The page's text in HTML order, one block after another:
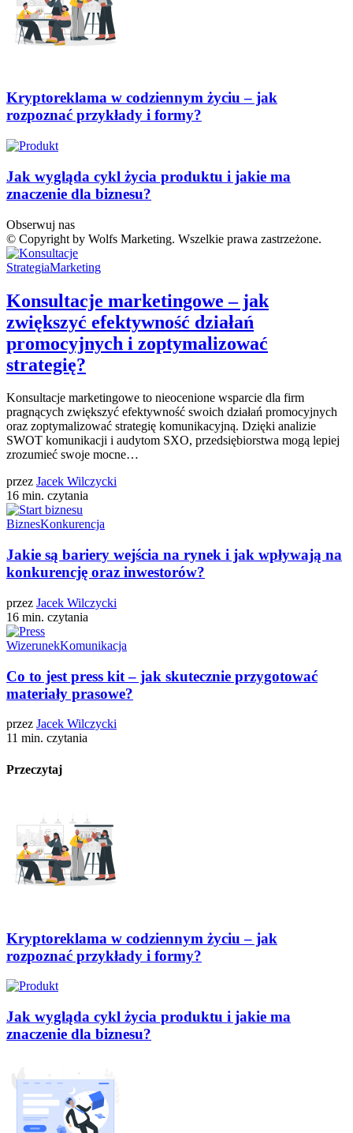
Kryptoreklama w codziennym życiu – jak
rozpoznać przykłady i formy?
Jak wygląda cykl życia produktu i jakie ma
znaczenie dla biznesu?
Obserwuj nas
© Copyright by Wolfs Marketing. Wszelkie prawa zastrzeżone.
StrategiaMarketing
Konsultacje marketingowe – jak
zwiększyć efektywność działań
promocyjnych i zoptymalizować
strategię?
Konsultacje marketingowe to nieocenione wsparcie dla firm
pragnących zwiększyć efektywność swoich działań promocyjnych
oraz zoptymalizować strategię komunikacyjną. Dzięki analizie
SWOT komunikacji i audytom SXO, przedsiębiorstwa mogą lepiej
zrozumieć swoje mocne…
przez Jacek Wilczycki
16 min. czytania
BiznesKonkurencja
Jakie są bariery wejścia na rynek i jak wpływają na
konkurencję oraz inwestorów?
przez Jacek Wilczycki
16 min. czytania
WizerunekKomunikacja
Co to jest press kit – jak skutecznie przygotować
materiały prasowe?
przez Jacek Wilczycki
11 min. czytania
Przeczytaj
Kryptoreklama w codziennym życiu – jak
rozpoznać przykłady i formy?
Jak wygląda cykl życia produktu i jakie ma
znaczenie dla biznesu?